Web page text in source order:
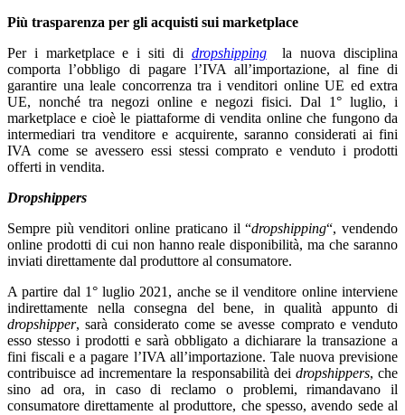
Più trasparenza per gli acquisti sui marketplace
Per i marketplace e i siti di dropshippingla nuova disciplina
comporta l’obbligo di pagare l’IVA all’importazione, al fine di
garantire una leale concorrenza tra i venditori online UE ed extra
UE, nonché tra negozi online e negozi fisici. Dal 1° luglio, i
marketplace e cioè le piattaforme di vendita online che fungono da
intermediari tra venditore e acquirente, saranno considerati ai fini
IVA come se avessero essi stessi comprato e venduto i prodotti
offerti in vendita.
Dropshippers
Sempre più venditori online praticano il “dropshipping“, vendendo
online prodotti di cui non hanno reale disponibilità, ma che saranno
inviati direttamente dal produttore al consumatore.
A partire dal 1° luglio 2021, anche se il venditore online interviene
indirettamente nella consegna del bene, in qualità appunto di
dropshipper, sarà considerato come se avesse comprato e venduto
esso stesso i prodotti e sarà obbligato a dichiarare la transazione a
fini fiscali e a pagare l’IVA all’importazione. Tale nuova previsione
contribuisce ad incrementare la responsabilità dei dropshippers, che
sino ad ora, in caso di reclamo o problemi, rimandavano il
consumatore direttamente al produttore, che spesso, avendo sede al